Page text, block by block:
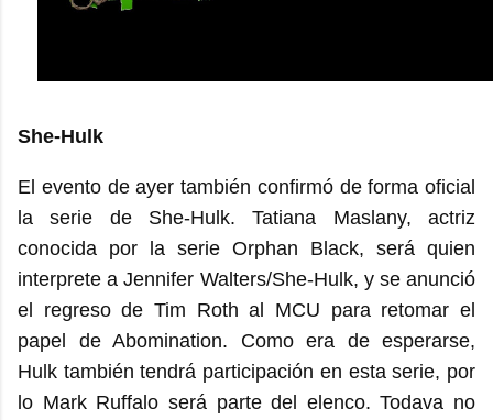
She-Hulk
El evento de ayer también confirmó de forma oficial
la serie de She-Hulk. Tatiana Maslany, actriz
conocida por la serie Orphan Black, será quien
interprete a Jennifer Walters/She-Hulk, y se anunció
el regreso de Tim Roth al MCU para retomar el
papel de Abomination. Como era de esperarse,
Hulk también tendrá participación en esta serie, por
lo Mark Ruffalo será parte del elenco. Todava no